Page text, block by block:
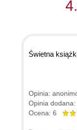
Świetna
Opinia:
Opinia
Ocena: 6